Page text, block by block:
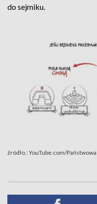
do sejmiku.
źródło.: YouTube.com/